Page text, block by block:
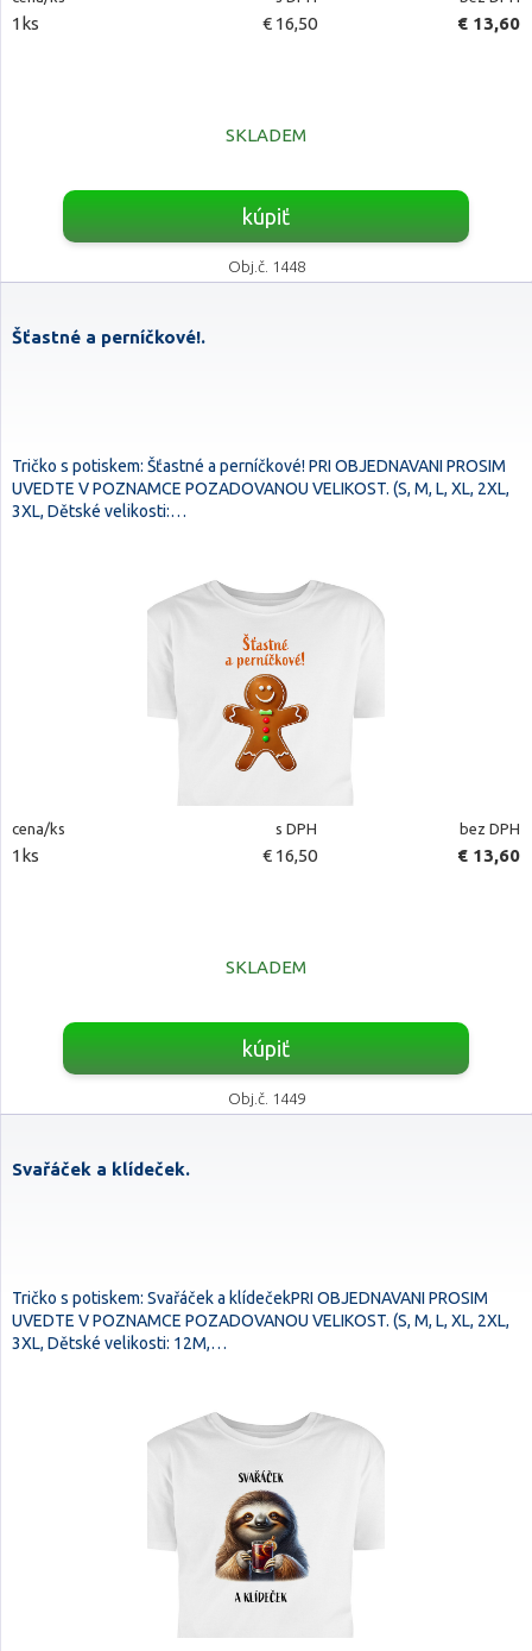
1ks € 16,50 € 13,60
SKLADEM
kúpiť
Obj.č. 1448
Šťastné a perníčkové!.
Tričko s potiskem: Šťastné a perníčkové! PRI OBJEDNAVANI PROSIM
UVEDTE V POZNAMCE POZADOVANOU VELIKOST. (S, M, L, XL, 2XL,
3XL, Dětské velikosti:…
cena/ks s DPH bez DPH
1ks € 16,50 € 13,60
SKLADEM
kúpiť
Obj.č. 1449
Svařáček a klídeček.
Tričko s potiskem: Svařáček a klídečekPRI OBJEDNAVANI PROSIM
UVEDTE V POZNAMCE POZADOVANOU VELIKOST. (S, M, L, XL, 2XL,
3XL, Dětské velikosti: 12M,…